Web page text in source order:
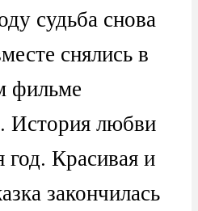
судьба снова
снялись в
фильме
История любви
год. Красивая и
закончилась